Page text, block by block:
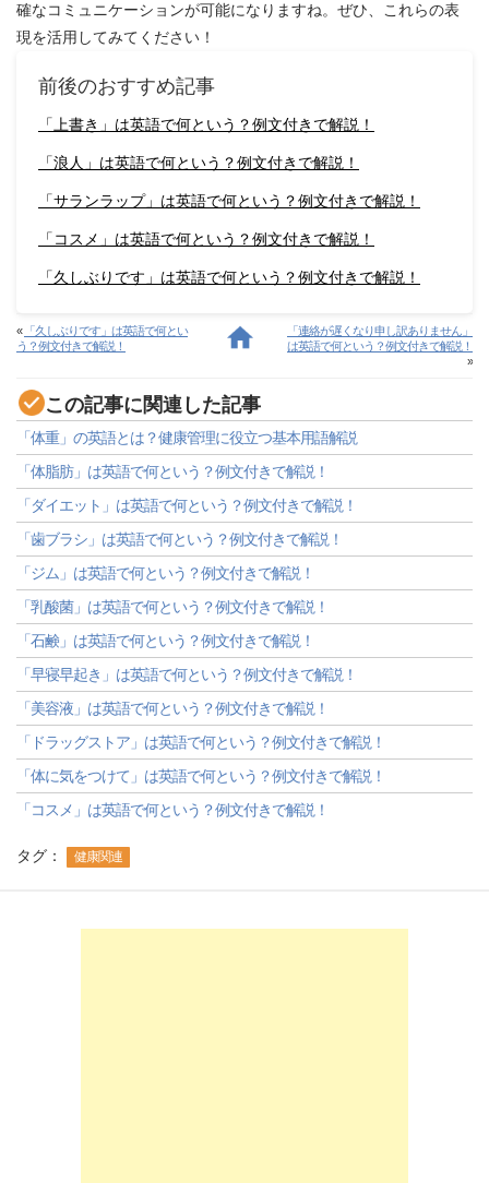
確なコミュニケーションが可能になりますね。ぜひ、これらの表
現を活用してみてください！
前後のおすすめ記事
「上書き」は英語で何という？例文付きで解説！
「浪人」は英語で何という？例文付きで解説！
「サランラップ」は英語で何という？例文付きで解説！
「コスメ」は英語で何という？例文付きで解説！
「久しぶりです」は英語で何という？例文付きで解説！
« 「久しぶりです」は英語で何とい
う？例文付きで解説！
「連絡が遅くなり申し訳ありません」
は英語で何という？例文付きで解説！
»
この記事に関連した記事
「体重」の英語とは？健康管理に役立つ基本用語解説
「体脂肪」は英語で何という？例文付きで解説！
「ダイエット」は英語で何という？例文付きで解説！
「歯ブラシ」は英語で何という？例文付きで解説！
「ジム」は英語で何という？例文付きで解説！
「乳酸菌」は英語で何という？例文付きで解説！
「石鹸」は英語で何という？例文付きで解説！
「早寝早起き」は英語で何という？例文付きで解説！
「美容液」は英語で何という？例文付きで解説！
「ドラッグストア」は英語で何という？例文付きで解説！
「体に気をつけて」は英語で何という？例文付きで解説！
「コスメ」は英語で何という？例文付きで解説！
タグ： 健康関連